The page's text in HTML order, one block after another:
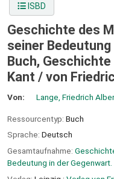
ISBD
Geschichte des
seiner
Buch,
Kant / von
Von: Lange, Friedrich
Ressourcentyp: Buch
Sprache: Deutsch
Gesamtaufnahme:
Bedeutung in der Gegenwart.